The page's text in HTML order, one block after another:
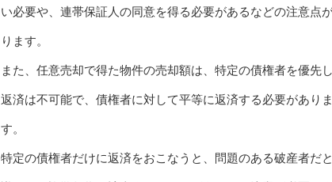
い必要や、連帯保証人の同意を得る必要があるなどの注意点
ります。
また、任意売却で得た物件の売却額は、特定の債権者を優先
返済は不可能で、債権者に対して平等に返済する必要がありま
す。
特定の債権者だけに返済をおこなうと、問題のある破産者だ